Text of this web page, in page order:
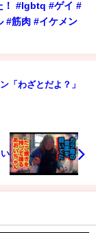
！ #lgbtq #ゲイ #
#筋肉 #イケメン
「わざとだよ？」